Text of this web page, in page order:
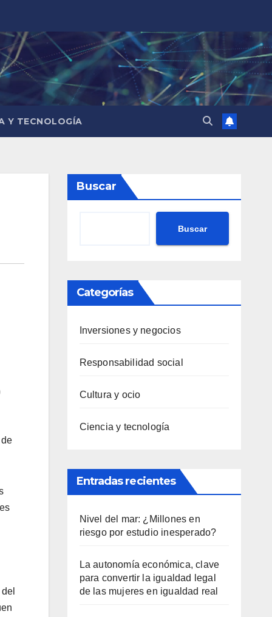
Y TECNOLOGÍA
Buscar
Buscar
Categorías
Inversiones y negocios
Responsabilidad social
Cultura y ocio
Ciencia y tecnología
Entradas recientes
Nivel del mar: ¿Millones en
riesgo por estudio inesperado?
La autonomía económica, clave
para convertir la igualdad legal
de las mujeres en igualdad real